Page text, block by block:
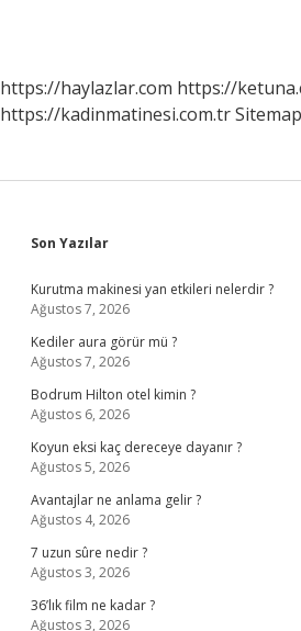
https://haylazlar.com https://
https://kadinmatinesi.com.trSitemap
Sidebar
Son Yazılar
Kurutma makinesi yan etkileri nelerdir ?
Ağustos 7, 2026
Kediler aura görür mü ?
Ağustos 7, 2026
Bodrum Hilton otel kimin ?
Ağustos 6, 2026
Koyun eksi kaç dereceye dayanır ?
Ağustos 5, 2026
Avantajlar ne anlama gelir ?
Ağustos 4, 2026
7 uzun sûre nedir ?
Ağustos 3, 2026
36’lık film ne kadar ?
Ağustos 3, 2026